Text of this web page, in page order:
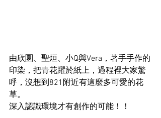
由欣圜、聖烜、小Q與Vera，著手手作的
印染，把青花躍於紙上，過程裡大家驚
呼，沒想到821附近有這麼多可愛的花
草。
深入認識環境才有創作的可能！！